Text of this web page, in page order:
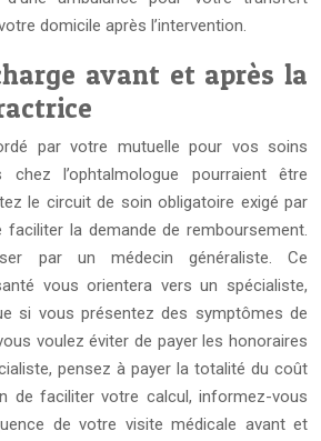
domicile après l’intervention.
avant et après la
par votre mutuelle pour vos soins
l’ophtalmologue pourraient être
le circuit de soin obligatoire exigé par
la demande de remboursement.
par un médecin généraliste. Ce
vous orientera vers un spécialiste,
si vous présentez des symptômes de
voulez éviter de payer les honoraires
pensez à payer la totalité du coût
de faciliter votre calcul, informez-vous
de votre visite médicale avant et